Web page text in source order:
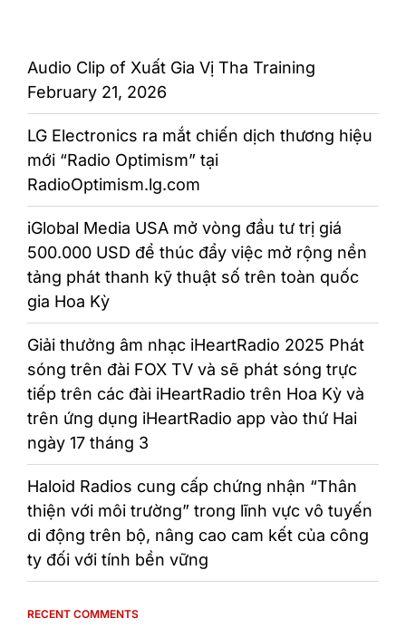
Audio Clip of Xuất Gia Vị Tha Training
February 21, 2026
LG Electronics ra mắt chiến dịch thương hiệu
mới “Radio Optimism” tại
RadioOptimism.lg.com
iGlobal Media USA mở vòng đầu tư trị giá
500.000 USD để thúc đẩy việc mở rộng nền
tảng phát thanh kỹ thuật số trên toàn quốc
gia Hoa Kỳ
Giải thưởng âm nhạc iHeartRadio 2025 Phát
sóng trên đài FOX TV và sẽ phát sóng trực
tiếp trên các đài iHeartRadio trên Hoa Kỳ và
trên ứng dụng iHeartRadio app vào thứ Hai
ngày 17 tháng 3
Haloid Radios cung cấp chứng nhận “Thân
thiện với môi trường” trong lĩnh vực vô tuyến
di động trên bộ, nâng cao cam kết của công
ty đối với tính bền vững
RECENT COMMENTS